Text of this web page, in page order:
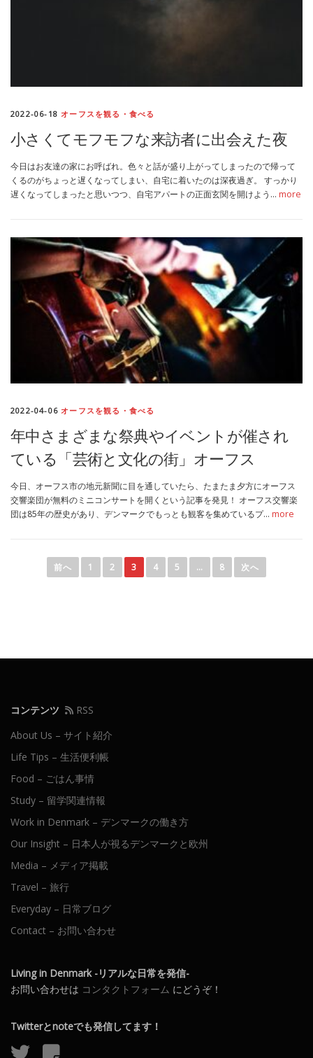
2022-06-18オーフスを観る・食べる
小さくてモフモフな来訪者に出会えた夜
今日はお友達の家にお呼ばれ。色々と話が盛り上がってしまったので帰って
くるのがちょっと遅くなってしまい、自宅に着いたのは深夜過ぎ。 すっかり
遅くなってしまったと思いつつ、自宅アパートの正面玄関を開けよう… more
2022-04-06オーフスを観る・食べる
年中さまざまな祭典やイベントが催され
ている「芸術と文化の街」オーフス
今日、オーフス市の地元新聞に目を通していたら、たまたま夕方にオーフス
交響楽団が無料のミニコンサートを開くという記事を発見！ オーフス交響楽
団は85年の歴史があり、デンマークでもっとも観客を集めているプ… more
シ
前へ 1 2 3 4 5 … 8 次へ
コンテンツ
RSS
About Us – サイト紹介
Life Tips – 生活便利帳
Food – ごはん事情
Study – 留学関連情報
Work in Denmark – デンマークの働き方
Our Insight – 日本人が視るデンマークと欧州
Media – メディア掲載
Travel – 旅行
Everyday – 日常ブログ
Contact – お問い合わせ
Living in Denmark -リアルな日常を発信-
お問い合わせは コンタクトフォーム にどうぞ！
Twitterとnoteでも発信してます！